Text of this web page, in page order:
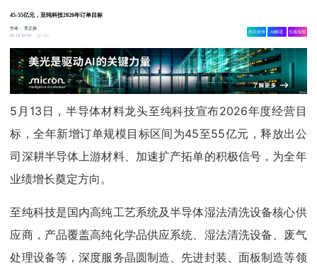
45-55亿元，至纯科技2026年订单目标
作者：李正操
05-14 16:04
1.8w
相关舆情 AI解读 生成海报
5月13日，半导体材料龙头至纯科技宣布2026年度经营目
标，全年新增订单规模目标区间为45至55亿元，释放出公
司深耕半导体上游材料、加速扩产拓单的积极信号，为全年
业绩增长奠定方向。
至纯科技是国内高纯工艺系统及半导体湿法清洗设备核心供
应商，产品覆盖高纯化学品供应系统、湿法清洗设备、废气
处理设备等，深度服务晶圆制造、先进封装、面板制造等领